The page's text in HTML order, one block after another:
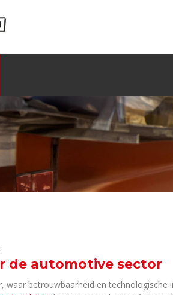
de automotive sector
waar betrouwbaarheid en